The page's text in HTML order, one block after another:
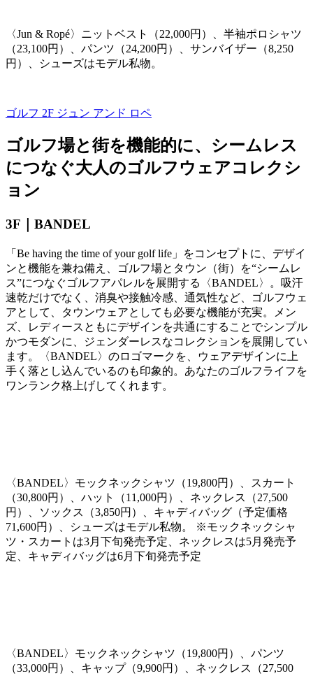
〈Jun & Ropé〉ニットベスト（22,000円）、半袖ポロシャツ
（23,100円）、パンツ（24,200円）、サンバイザー（8,250
円）、シューズはモデル私物。
ゴルフ 2F ジュン アンド ロペ
ゴルフ場と街を機能的に、シームレス
につなぐ大人のゴルフウェアコレクシ
ョン
3F｜ BANDEL
「 Be having the time of your golf life 」をコンセプトに、デザイ
ンと機能を兼ね備え、ゴルフ場とタウン（街）を“シームレ
ス”につなぐゴルフアパレルを展開する〈BANDEL〉。吸汗
速乾だけでなく、消臭や接触冷感、通気性など、ゴルフウェ
アとして、タウンウェアとしても必要な機能が充実。メン
ズ、レディースともにデザインを共通にすることでシンプル
かつモダンに、ジェンダーレスなコレクションを展開してい
ます。〈BANDEL〉のロゴマークを、ウェアデザインに上
手く落とし込んでいるのも印象的。あなたのゴルフライフを
ワンランク格上げしてくれます。
〈BANDEL〉モックネックシャツ（19,800円）、スカート
（30,800円）、ハット（11,000円）、ネックレス（27,500
円）、ソックス（3,850円）、キャディバッグ（予定価格
71,600円）、シューズはモデル私物。 ※モックネックシャ
ツ・スカートは3月下旬発売予定、ネックレスは5月発売予
定、キャディバッグは6月下旬発売予定
〈BANDEL〉モックネックシャツ（19,800円）、パンツ
（33,000円）、キャップ（9,900円）、ネックレス（27,500